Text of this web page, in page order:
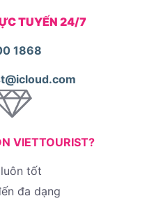
TUYẾN 24/7
1868
VIETTOURIST?
tốt
đa dạng